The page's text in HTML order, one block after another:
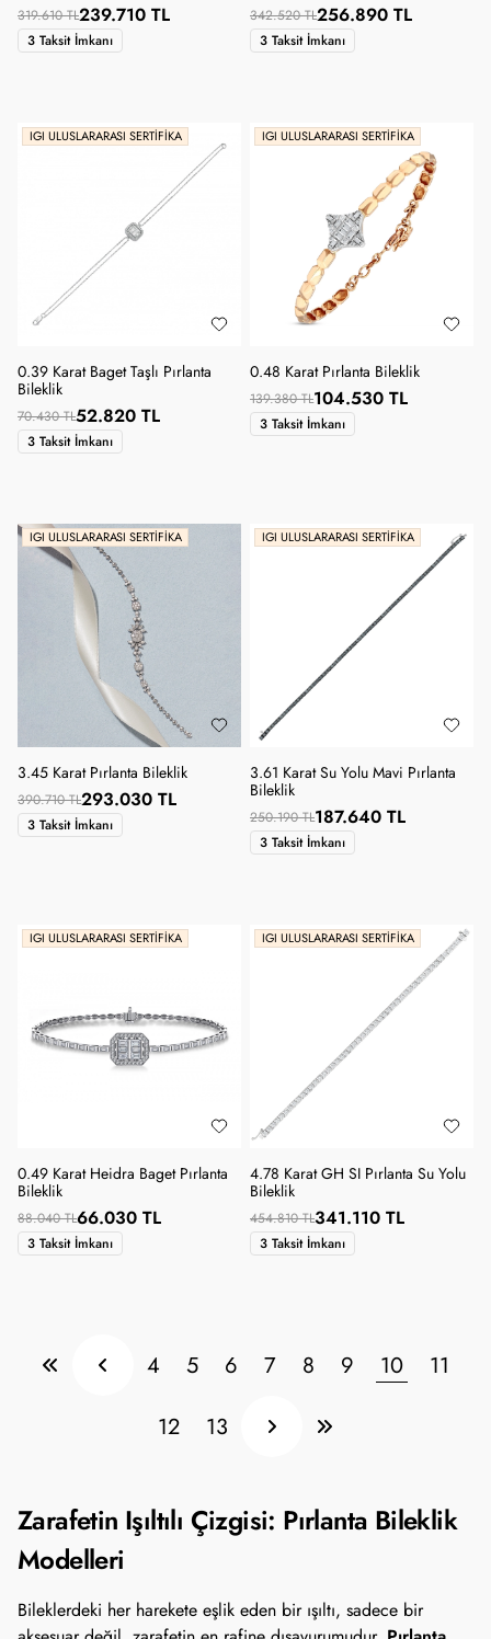
319.610 TL239.710 TL
3 Taksit İmkanı
342.520 TL256.890 TL
3 Taksit İmkanı
IGI ULUSLARARASI SERTIFIKA
0.39 Karat Baget Taşlı Pırlanta
Bileklik
70.430 TL52.820 TL
3 Taksit İmkanı
IGI ULUSLARARASI SERTIFIKA
0.48 Karat Pırlanta Bileklik
139.380 TL104.530 TL
3 Taksit İmkanı
IGI ULUSLARARASI SERTIFIKA
3.45 Karat Pırlanta Bileklik
390.710 TL293.030 TL
3 Taksit İmkanı
IGI ULUSLARARASI SERTIFIKA
3.61 Karat Su Yolu Mavi Pırlanta
Bileklik
250.190 TL187.640 TL
3 Taksit İmkanı
IGI ULUSLARARASI SERTIFIKA
0.49 Karat Heidra Baget Pırlanta
Bileklik
88.040 TL66.030 TL
3 Taksit İmkanı
IGI ULUSLARARASI SERTIFIKA
4.78 Karat GH SI Pırlanta Su Yolu
Bileklik
454.810 TL341.110 TL
3 Taksit İmkanı
4 5 6 7 8 9 10
11
12
13
Zarafetin Işıltılı Çizgisi: Pırlanta Bileklik
Modelleri
Bileklerdeki her harekete eşlik eden bir ışıltı, sadece bir